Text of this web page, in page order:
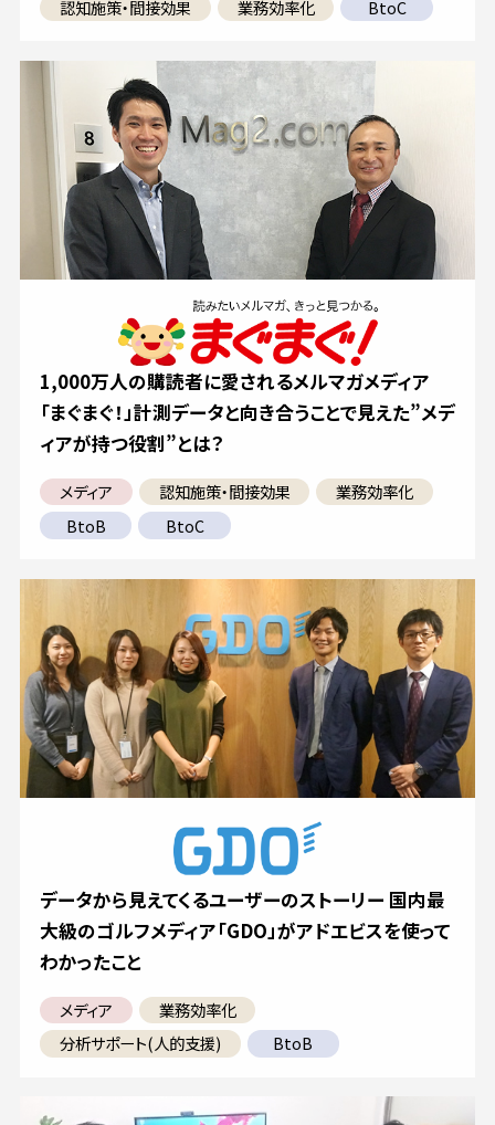
認知施策・間接効果 業務効率化 BtoC
1,000万人の購読者に愛されるメルマガメディア
「まぐまぐ！」計測データと向き合うことで見えた”メデ
ィアが持つ役割”とは？
メディア 認知施策・間接効果
業務効率化
BtoB
BtoC
データから見えてくるユーザーのストーリー 国内最
大級のゴルフメディア「GDO」がアドエビスを使って
わかったこと
メディア
業務効率化
分析サポート(人的支援)
BtoB